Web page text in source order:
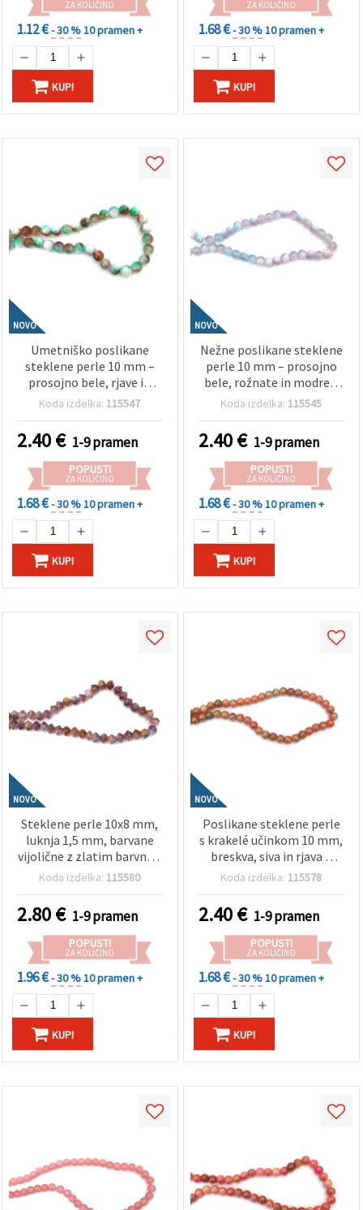
kreacije
ZA KOLIČINO
1.12 €- 30 %10 pramen +
KUPI
ZA KOLIČINO
1.68 €- 30 %10 pramen +
KUPI
NOVO
Umetniško poslikane
steklene perle 10 mm –
prosojno bele, rjave in
zelene z belo poslikavo,
idealno za ustvarjanje
naravnega nakita in DIY
ustvarjalne projekte
Koda izdelka: 115547
2.40€ 1-9 pramen
POPUSTI
ZA KOLIČINO
1.68 €- 30 %10 pramen +
KUPI
NOVO
Nežne poslikane steklene
perle 10 mm – prosojno
bele, rožnate in modre z
belim vzorcem, luknja 1
za izdelavo nežnega
romantičnega nakita
Koda izdelka: 115545
2.40€ 1-9 pramen
POPUSTI
ZA KOLIČINO
1.68 €- 30 %10 pramen +
KUPI
NOVO
Steklene perle 10x8 mm,
luknja 1,5 mm, barvane
vijolične z zlatim barvnim
poudarkom, niz ~95 kosov
nakita, perlanje in
ustvarjalne hobije
Koda izdelka: 115580
2.80€ 1-9 pramen
POPUSTI
ZA KOLIČINO
1.96 €- 30 %10 pramen +
KUPI
NOVO
Poslikane steklene perle
s krakelé učinkom 10 mm,
breskva, siva in rjava z
zlato barvnim
~85 kos – za izdelavo
nakita in ustvarjanje
Koda izdelka: 115578
2.40€ 1-9 pramen
POPUSTI
ZA KOLIČINO
1.68 €- 30 %10 pramen +
KUPI